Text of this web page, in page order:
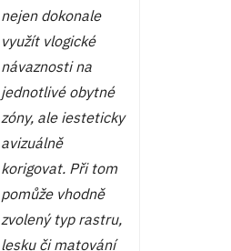
nejen dokonale
využít vlogické
návaznosti na
jednotlivé obytné
zóny, ale iesteticky
avizuálně
korigovat. Při tom
pomůže vhodně
zvolený typ rastru,
lesku či matování